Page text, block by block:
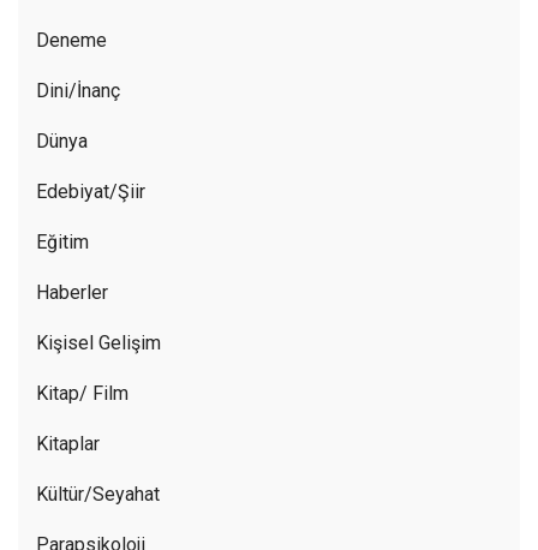
Deneme
Dini/İnanç
Dünya
Edebiyat/Şiir
Eğitim
Haberler
Kişisel Gelişim
Kitap/ Film
Kitaplar
Kültür/Seyahat
Parapsikoloji